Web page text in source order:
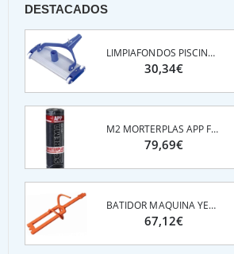
DESTACADOS
LIMPIAFONDOS PISCINAS ALUMINIO C/ PALOMILLA 45 CM
30,34€
M2 MORTERPLAS APP FP 3KG 13M2*ROLLO
79,69€
BATIDOR MAQUINA YESO- MEZCLADOR G4 REFORZADO PFT
67,12€